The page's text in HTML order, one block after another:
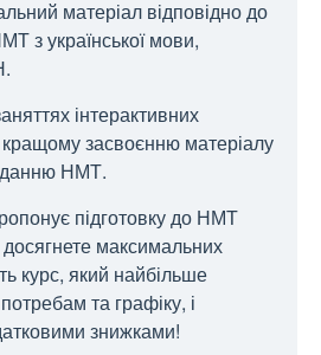
матеріал відповідно до
з української мови,
інтерактивних
кращому засвоєнню матеріалу
НМТ.
підготовку до НМТ
максимальних
курс, який найбільше
та графіку, і
знижками!